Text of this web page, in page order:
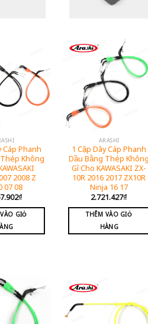
Cáp Phanh
Không
2008 Z
07 08
₫
GIỎ
ARASHI
1 Cặp Dây Cáp Phanh
Dầu Bằng Thép Không
Gỉ Cho KAWASAKI ZX-
10R 2016 2017 ZX10R
Ninja 16 17
2.721.427₫
THÊM VÀO GIỎ
HÀNG